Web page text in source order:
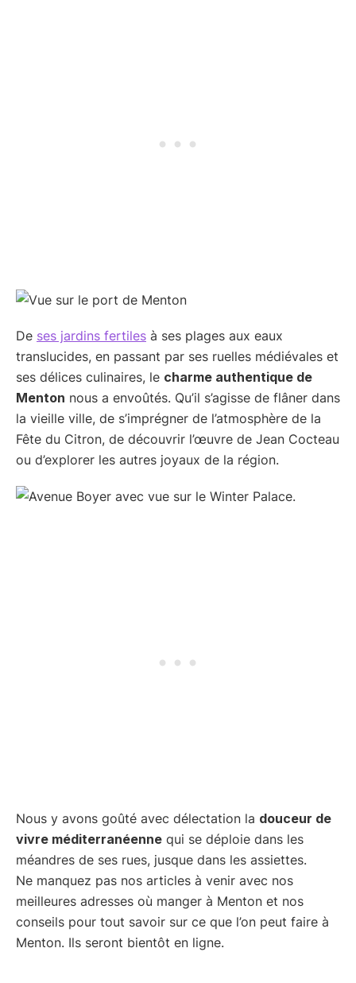
De ses jardins fertiles à ses plages aux eaux
translucides, en passant par ses ruelles médiévales et
ses délices culinaires, le charme authentique de
Menton nous a envoûtés. Qu’il s’agisse de flâner dans
la vieille ville, de s’imprégner de l’atmosphère de la
Fête du Citron, de découvrir l’œuvre de Jean Cocteau
ou d’explorer les autres joyaux de la région.
Nous y avons goûté avec délectation la douceur de
vivre méditerranéenne qui se déploie dans les
méandres de ses rues, jusque dans les assiettes.
Ne manquez pas nos articles à venir avec nos
meilleures adresses où manger à Menton et nos
conseils pour tout savoir sur ce que l’on peut faire à
Menton. Ils seront bientôt en ligne.